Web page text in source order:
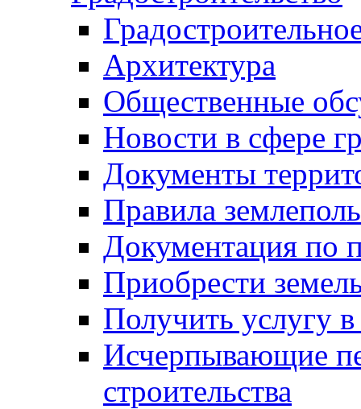
Архитектура
Общественные
Новости в сфере
Документы
Правила
Документация по
Приобрести
Получить услугу в
Исчерпывающие
строительства